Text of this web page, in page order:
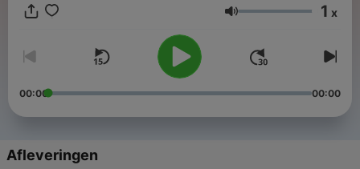
en algún establecimiento de alimentos; también se dedica a
(apuntaciones) y se vale de estafas o engaños para recibir
algún Support this podcast:
https://anchor.fm/pedro-
Volume 1 x
00:00 00:00
Afleveringen